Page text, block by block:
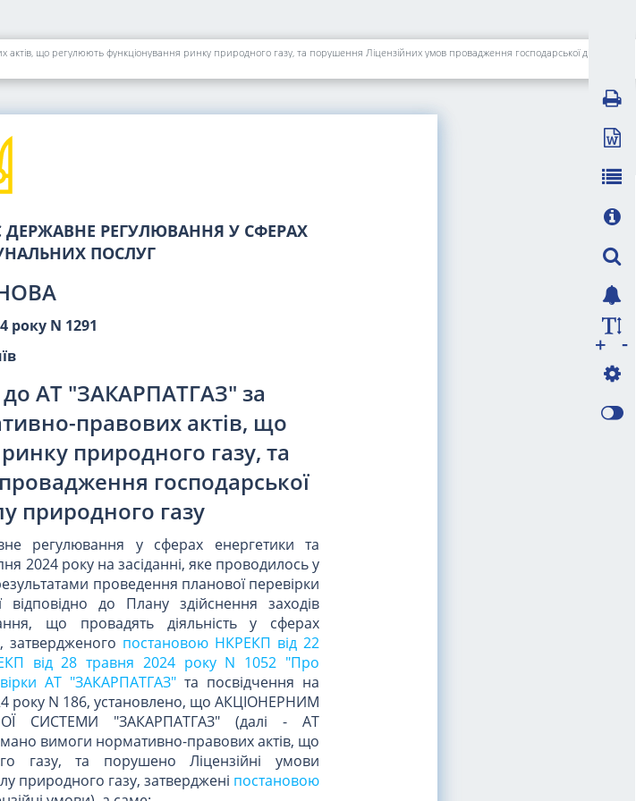
РЕГУЛЮВАННЯ У СФЕРАХ
ПОСЛУГ
року N 1291
до АТ "ЗАКАРПАТГАЗ" за
правових актів, що
природного газу, та
господарської
природного газу
регулювання у сферах енергетики та
2024 року на засіданні, яке проводилось у
проведення планової перевірки
до Плану здійснення заходів
що провадять діяльність у сферах
затвердженого постановою НКРЕКП від 22
від 28 травня 2024 року N 1052 "Про
АТ "ЗАКАРПАТГАЗ" та посвідчення на
року N 186, установлено, що АКЦІОНЕРНИМ
СИСТЕМИ "ЗАКАРПАТГАЗ" (далі - АТ
вимоги нормативно-правових актів, що
газу, та порушено Ліцензійні умови
природного газу, затверджені постановою
-
+